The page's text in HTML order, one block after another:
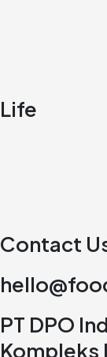
Life
Contact
PT DPO
Kompleks